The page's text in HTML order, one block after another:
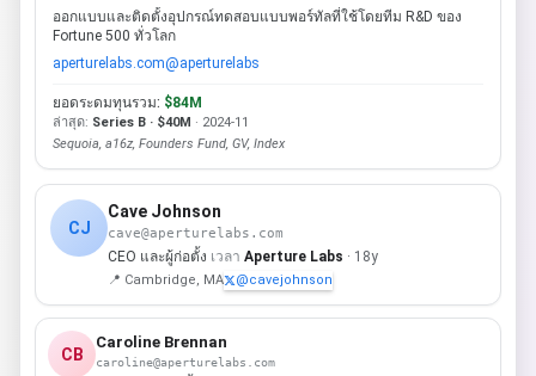
ออกแบบและติดตั้งอุปกรณ์ทดสอบแบบพอร์ทัลที่ใช้โดยทีม R&D ของ
Fortune 500 ทั่วโลก
aperturelabs.com@aperturelabs
ยอดระดมทุนรวม: $84M
ล่าสุด: Series B · $40M · 2024-11
Sequoia, a16z, Founders Fund, GV, Index
CJ
Cave Johnson
cave@aperturelabs.com
CEO และผู้ก่อตั้ง เวลา Aperture Labs · 18y
📍 Cambridge, MA @cavejohnson
CB
Caroline Brennan
caroline@aperturelabs.com